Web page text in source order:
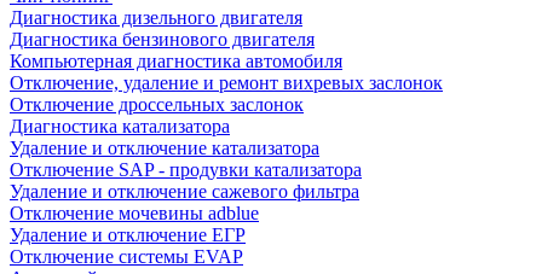
Диагностика дизельного двигателя
Диагностика бензинового двигателя
Компьютерная диагностика автомобиля
Отключение, удаление и ремонт вихревых заслонок
Отключение дроссельных заслонок
Диагностика катализатора
Удаление и отключение катализатора
Отключение SAP - продувки катализатора
Удаление и отключение сажевого фильтра
Отключение мочевины adblue
Удаление и отключение ЕГР
Отключение системы EVAP